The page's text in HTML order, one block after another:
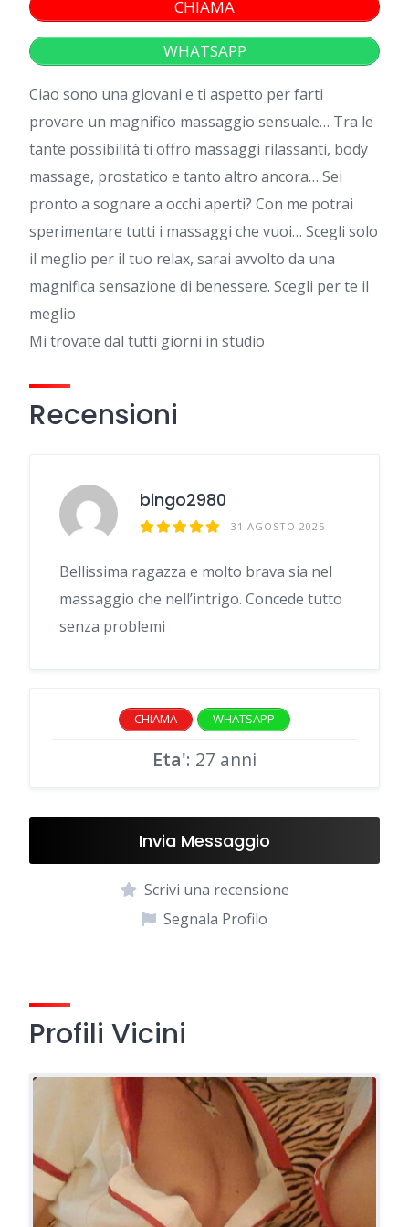
CHIAMA
WHATSAPP
Ciao sono una giovani e ti aspetto per farti
provare un magnifico massaggio sensuale… Tra le
tante possibilità ti offro massaggi rilassanti, body
massage, prostatico e tanto altro ancora… Sei
pronto a sognare a occhi aperti? Con me potrai
sperimentare tutti i massaggi che vuoi… Scegli solo
il meglio per il tuo relax, sarai avvolto da una
magnifica sensazione di benessere. Scegli per te il
meglio
Mi trovate dal tutti giorni in studio
Recensioni
bingo2980
31 AGOSTO 2025
Bellissima ragazza e molto brava sia nel
massaggio che nell’intrigo. Concede tutto
senza problemi
CHIAMA WHATSAPP
Eta': 27 anni
Invia Messaggio
Scrivi una recensione
Segnala Profilo
Profili Vicini